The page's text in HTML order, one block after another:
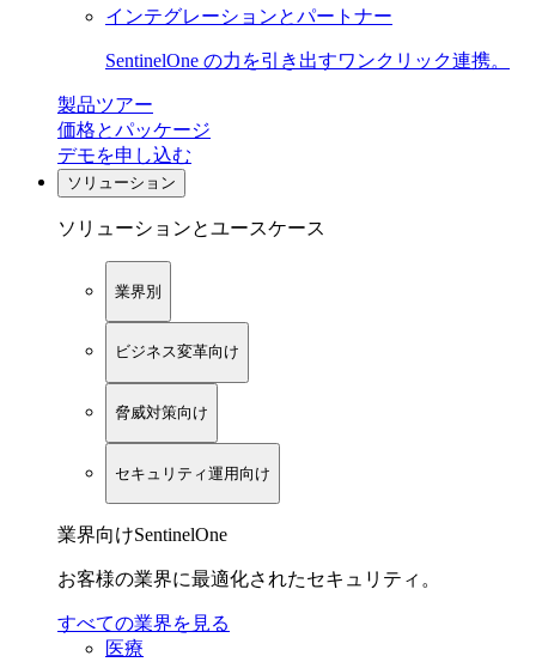
インテグレーションとパートナー
SentinelOne の力を引き出すワンクリック連携。
製品ツアー
価格とパッケージ
デモを申し込む
ソリューション
ソリューションとユースケース
業界別
ビジネス変革向け
脅威対策向け
セキュリティ運用向け
業界向けSentinelOne
お客様の業界に最適化されたセキュリティ。
すべての業界を見る
医療